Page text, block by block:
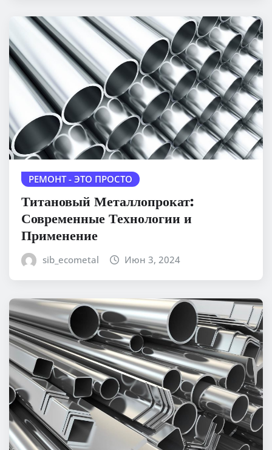
РЕМОНТ - ЭТО ПРОСТО
Титановый Металлопрокат:
Современные Технологии и
Применение
sib_ecometal Июн 3, 2024